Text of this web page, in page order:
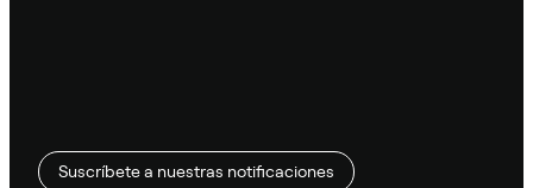
Suscríbete a nuestras notificaciones